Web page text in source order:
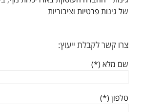
של גינות פרטיות וציבוריות
צרו קשר לקבלת ייעוץ:
שם מלא (*)
טלפון (*)